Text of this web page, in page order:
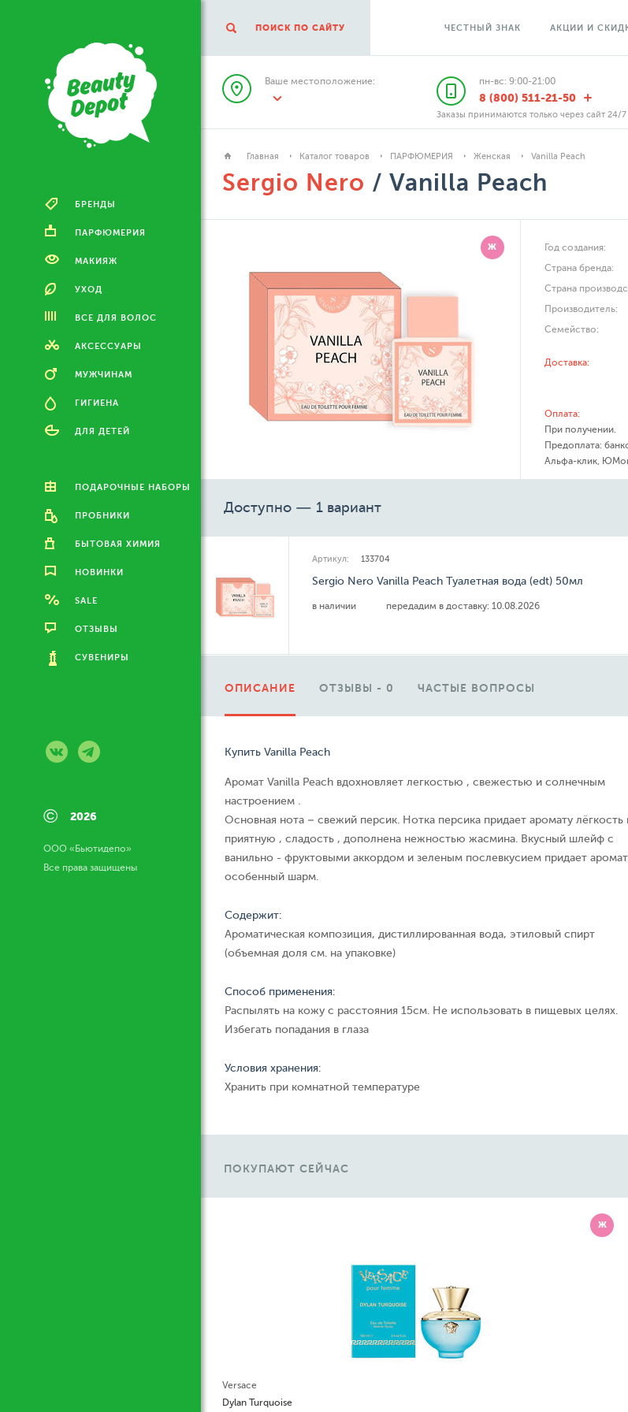
БРЕНДЫ
ПАРФЮМЕРИЯ
МАКИЯЖ
УХОД
ВСЕ ДЛЯ ВОЛОС
АКСЕССУАРЫ
МУЖЧИНАМ
ГИГИЕНА
ДЛЯ ДЕТЕЙ
ПОДАРОЧНЫЕ НАБОРЫ
ПРОБНИКИ
БЫТОВАЯ ХИМИЯ
НОВИНКИ
SALE
ОТЗЫВЫ
СУВЕНИРЫ
© 2026
ООО «Бьютидепо»
Все права защищены
ПОИСК ПО САЙТУ ЧЕСТНЫЙ ЗНАК АКЦИИ И
Ваше местоположение: пн-вс: 9:00-21:00
8 (800) 511-21-50
Заказы принимаются только через сайт 24/7
Главная Каталог товаров ПАРФЮМЕРИЯ Женская Vanilla Peach
Sergio Nero / Vanilla Peach
Ж Год создания:
Страна бренда:
Страна
Производитель:
Семейство:
Доставка:
Оплата:
При получении.
Предоплата:
Альфа-клик,
Доступно — 1 вариант
Артикул: 133704
Sergio Nero Vanilla Peach Туалетная вода (edt) 50мл
в наличии передадим в доставку: 10.08.2026
ОПИСАНИЕ ОТЗЫВЫ - 0 ЧАСТЫЕ ВОПРОСЫ
Купить Vanilla Peach
Аромат Vanilla Peach вдохновляет легкостью , свежестью и солнечным
настроением .
Основная нота – свежий персик. Нотка персика придает аромату лёгкость
приятную , сладость , дополнена нежностью жасмина. Вкусный шлейф с
ванильно - фруктовыми аккордом и зеленым послевкусием придает
особенный шарм.
Содержит:
Ароматическая композиция, дистиллированная вода, этиловый спирт
(объемная доля см. на упаковке)
Способ применения:
Распылять на кожу с расстояния 15см. Не использовать в пищевых целях.
Избегать попадания в глаза
Условия хранения:
Хранить при комнатной температуре
ПОКУПАЮТ СЕЙЧАС